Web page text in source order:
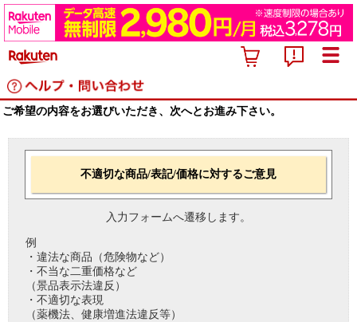
ご希望の内容をお選びいただき、次へとお進み下さい。
不適切な商品/表記/価格に対するご意見
入力フォームへ遷移します。
例
・違法な商品（危険物など）
・不当な二重価格など
（景品表示法違反）
・不適切な表現
（薬機法、健康増進法違反等）